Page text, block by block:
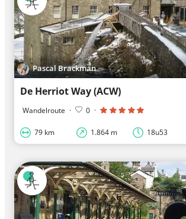
Pascal Brackman
De Herriot Way (ACW)
Wandelroute · 0 ·
79 km 1.864 m 18u53